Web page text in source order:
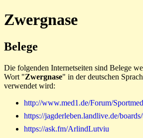
Zwergnase
Belege
Die folgenden Internetseiten sind Belege
Wort "Zwergnase" in der deutschen
verwendet wird:
http://www.med1.de/Forum/
https://jagderleben.landlive.de/
https://ask.fm/ArlindLutviu